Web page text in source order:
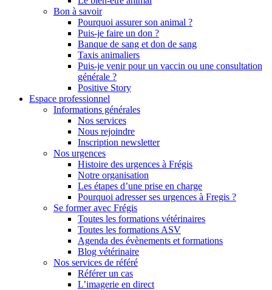
Bon à savoir
Pourquoi assurer son animal ?
Puis-je faire un don ?
Banque de sang et don de sang
Taxis animaliers
Puis-je venir pour un vaccin ou une consultation
générale ?
Positive Story
Espace professionnel
Informations générales
Nos services
Nous rejoindre
Inscription newsletter
Nos urgences
Histoire des urgences à Frégis
Notre organisation
Les étapes d’une prise en charge
Pourquoi adresser ses urgences à Fregis ?
Se former avec Frégis
Toutes les formations vétérinaires
Toutes les formations ASV
Agenda des évènements et formations
Blog vétérinaire
Nos services de référé
Référer un cas
L’imagerie en direct